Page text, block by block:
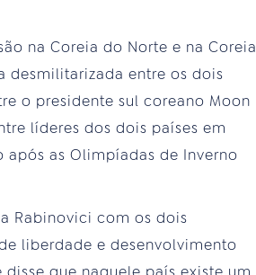
na Coreia do Norte e na Coreia
entre os dois
o presidente sul coreano Moon
líderes dos dois países em
as Olimpíadas de Inverno
Rabinovici com os dois
liberdade e desenvolvimento